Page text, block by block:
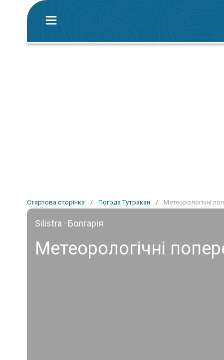
Стартова сторінка / Погода Тутракан / Метеорологічні
Silistra · Болгарія
Метеорологічні